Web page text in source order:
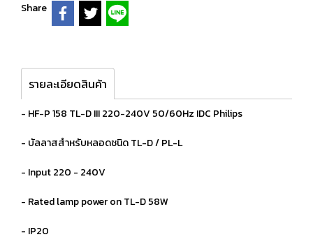
Share
รายละเอียดสินค้า
- HF-P 158 TL-D III 220-240V 50/60Hz IDC Philips
- บัลลาสสำหรับหลอดชนิด TL-D / PL-L
- Input 220 - 240V
- Rated lamp power on TL-D 58W
- IP20